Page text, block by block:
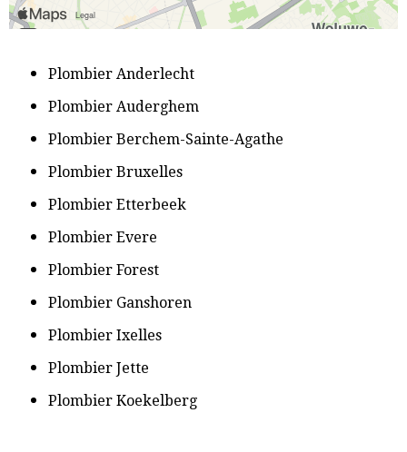
Plombier Anderlecht
​Plombier Auderghem
Plombier Berchem-Sainte-Agathe
​Plombier Bruxelles
​Plombier Etterbeek
​Plombier Evere
​Plombier Forest
​Plombier Ganshoren
​Plombier Ixelles
​Plombier Jette
​Plombier Koekelberg